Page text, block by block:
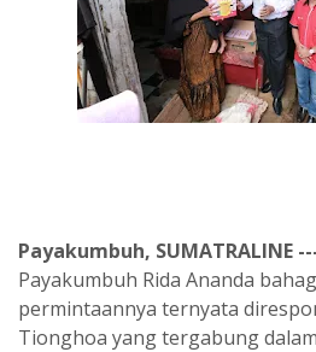
Payakumbuh, SUMATRALINE
Payakumbuh Rida Ananda
permintaannya ternyata
Tionghoa yang tergabung